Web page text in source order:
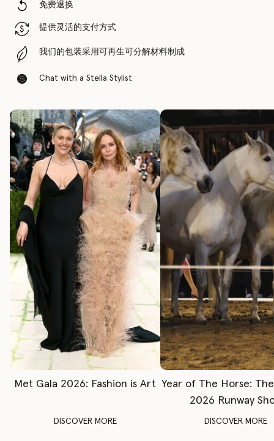
免费退换
提供灵活的支付方式
我们的包装采用可再生可分解材料制成
Chat with a Stella Stylist
Met Gala 2026: Fashion is Art
DISCOVER MORE
Year of The Horse:
2026 Runway
DISCOVER MORE